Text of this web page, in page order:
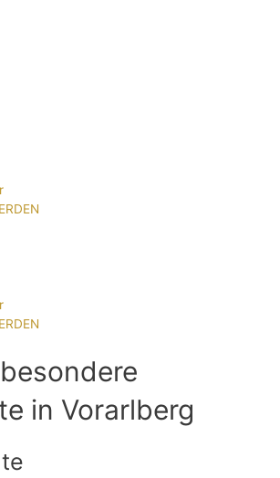
in Vorarlberg